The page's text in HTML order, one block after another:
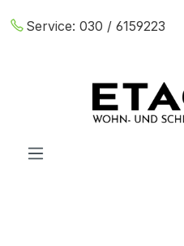
Zum Hauptinhalt springen
Service: 030 / 6159223